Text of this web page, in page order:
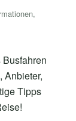
,
Anbieter,
Tipps